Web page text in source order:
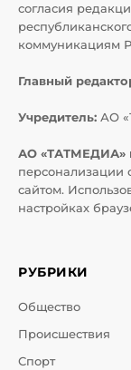
согласия
коммуникациям
Главный
Учредитель: АО
АО «ТАТМЕДИА»
персонализации
сайтом.
настройках
РУБРИКИ
Общество
Происшествия
Спорт